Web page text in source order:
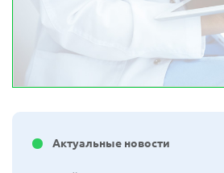
Актуальные новости